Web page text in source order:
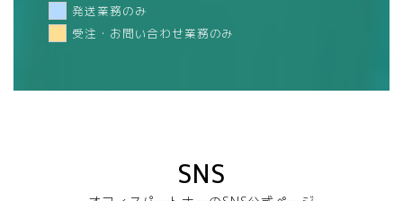
発送業務のみ
受注・お問い合わせ業務のみ
SNS